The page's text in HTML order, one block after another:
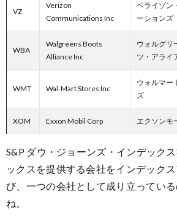
VZ
Verizon
Communications Inc
ベライゾン
ーションズ
WBA
Walgreens Boots
Alliance Inc
ウォルグリ
ツ・アライ
WMT Wal-Mart Stores Inc
ウォルマー
ズ
XOM Exxon Mobil Corp エクソンモ
S&P ダウ・ジョーンズ・インデック
ックスを提供する会社をインデック
び、一つの会社として成り立ってい
ね。